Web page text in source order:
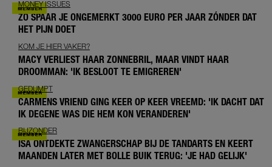
MONEY ISSUES
ZO SPAAR JE ONGEMERKT 3000 EURO PER JAAR ZÓNDER DAT
HET PIJN DOET
KOM JE HIER VAKER?
MACY VERLIEST HAAR ZONNEBRIL, MAAR VINDT HAAR
DROOMMAN: 'IK BESLOOT TE EMIGREREN'
GEDUMPT
CARMENS VRIEND GING KEER OP KEER VREEMD: 'IK DACHT DAT
IK DEGENE WAS DIE HEM KON VERANDEREN'
BIJZONDER
ISA ONTDEKTE ZWANGERSCHAP BIJ DE TANDARTS EN KEERT
MAANDEN LATER MET BOLLE BUIK TERUG: 'JE HAD GELIJK'